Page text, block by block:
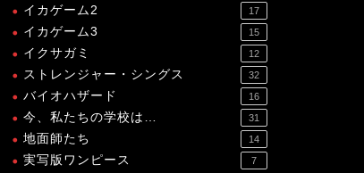
イカゲーム2 17
イカゲーム3 15
イクサガミ 12
ストレンジャー・シングス 32
バイオハザード 16
今、私たちの学校は… 31
地面師たち 14
実写版ワンピース 7